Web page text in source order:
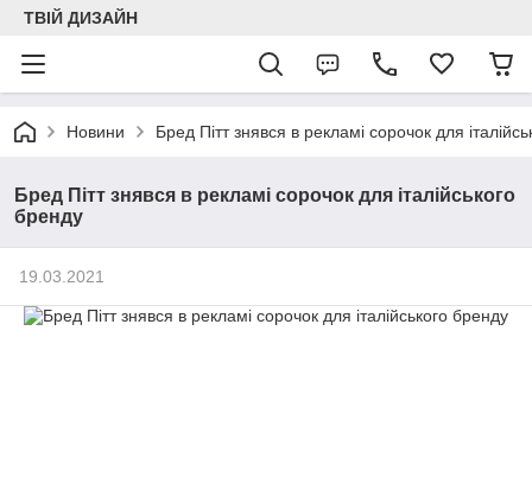
ТВІЙ ДИЗАЙН
Новини Бред Пітт знявся в рекламі сорочок для
Бред Пітт знявся в рекламі сорочок для італійського
бренду
19.03.2021